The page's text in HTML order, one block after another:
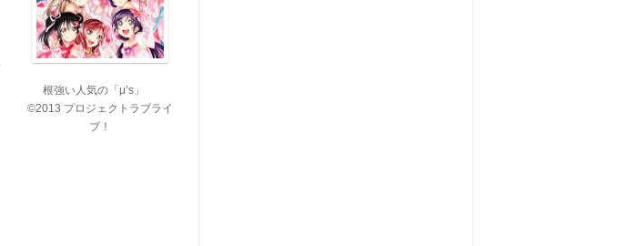
根強い人気の「μ’s」
©2013 プロジェクトラブライ
ブ！